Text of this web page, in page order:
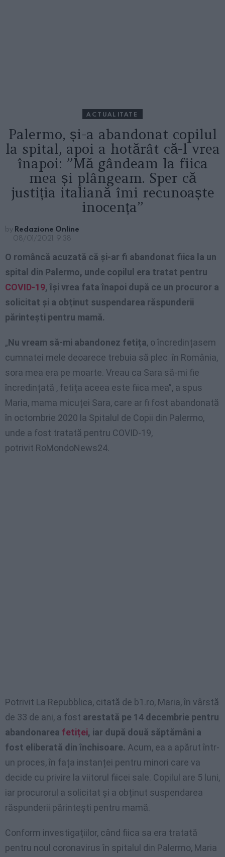
ACTUALITATE
Palermo, și-a abandonat copilul
la spital, apoi a hotărât că-l vrea
înapoi: ”Mă gândeam la fiica
mea și plângeam. Sper că
justiția italiană îmi recunoaște
inocența”
by Redazione Online
08/01/2021, 9:38
O româncă acuzată că și-ar fi abandonat fiica la un
spital din Palermo, unde copilul era tratat pentru
COVID-19, își vrea fata înapoi după ce un procuror a
solicitat și a obținut suspendarea răspunderii
părintești pentru mamă.
„Nu vream să-mi abandonez fetița, o încredințasem
cumnatei mele deoarece trebuia să plec în România,
sora mea era pe moarte. Vreau ca Sara să-mi fie
încredințată , fetița aceea este fiica mea”, a spus
Maria, mama micuței Sara, care ar fi fost abandonată
în octombrie 2020 la Spitalul de Copii din Palermo,
unde a fost tratată pentru COVID-19,
potrivit RoMondoNews24.
Potrivit La Repubblica, citată de b1.ro, Maria, în vârstă
de 33 de ani, a fost arestată pe 14 decembrie pentru
abandonarea fetiței, iar după două săptămâni a
fost eliberată din închisoare. Acum, ea a apărut într-
un proces, în fața instanței pentru minori care va
decide cu privire la viitorul fiicei sale. Copilul are 5 luni,
iar procurorul a solicitat și a obținut suspendarea
răspunderii părintești pentru mamă.
Conform investigațiilor, când fiica sa era tratată
pentru noul coronavirus în spitalul din Palermo, Maria